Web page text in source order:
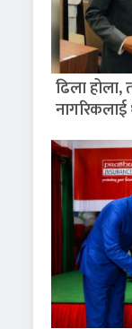
ढिला होला,
नागरिकलाई